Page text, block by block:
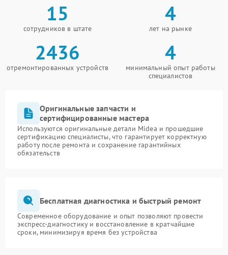
15
сотрудников в штате
4
лет на рынке
2436
отремонтированных устройств
4
минимальный опыт работы
специалистов
Оригинальные запчасти и
сертифицированные мастера
Используются оригинальные детали Midea и прошедшие
сертификацию специалисты, что гарантирует корректную
работу после ремонта и сохранение гарантийных
обязательств
Бесплатная диагностика и быстрый ремонт
Современное оборудование и опыт позволяют провести
экспресс-диагностику и восстановление в кратчайшие
сроки, минимизируя время без устройства